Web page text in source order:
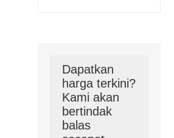
Dapatkan
harga terkini?
Kami akan
bertindak
balas